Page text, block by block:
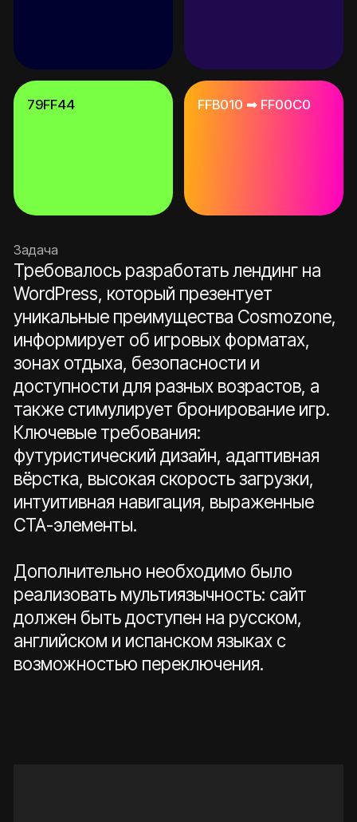
должен быть доступен на русском,
английском и испанском языках с
возможностью переключения.
Провели редизайн логотипа:
сохранили геометричную форму
знака, вдохновлённую огранённым
камнем, но обновили пропорции,
типографику и цветовую гамму.
Утвердили цветовую палитру.
Каждый цвет прописан в HEX, RGB,
CMYK для корректной печати.
Подобрали шрифт Geologica (от
тонкого до жирного начертаний) —
современный, хорошо читаемый в
заголовках и основном тексте.
Разработали паттерны на основе
печатных и цифровых носителей.
Создали носители: сертификат о
прохождении обучения, рекламный
баннер, вывеску со слоганом («с
нами легко и безопасно»), таблички
режима работы (несколько
вариантов), макеты оформления